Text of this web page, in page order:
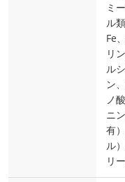
ミ
ル
Fe
リ
ル
ン
ノ
ニ
有
ル
リ